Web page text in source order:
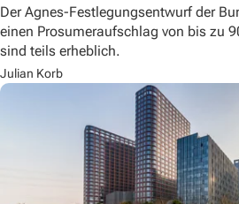
Der Agnes-Festlegungsentwurf der
einen Prosumeraufschlag von bis zu
sind teils erheblich.
Julian Korb